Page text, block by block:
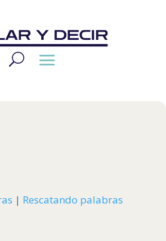
| Rescatando palabras